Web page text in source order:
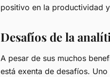
positivo en la productividad
Desafíos de la
A pesar de sus muchos
está exenta de desafíos.